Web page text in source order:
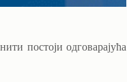
постоји одговарајућа